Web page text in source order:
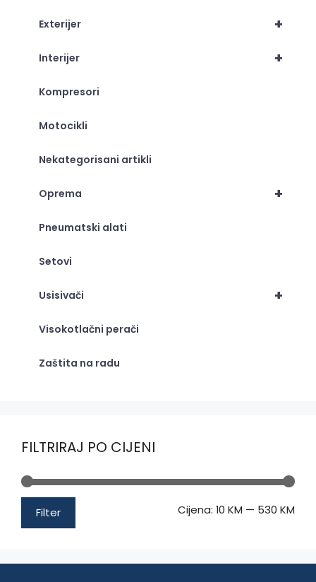
+
Exterijer
+
Interijer
Kompresori
Motocikli
Nekategorisani artikli
+
Oprema
Pneumatski alati
Setovi
+
Usisivači
Visokotlačni perači
Zaštita na radu
FILTRIRAJ PO CIJENI
Filter Cijena: 10 KM — 530 KM